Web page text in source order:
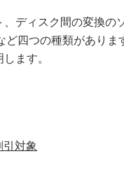
ディスク間の変換の
四つの種類がありま
ます。
引対象